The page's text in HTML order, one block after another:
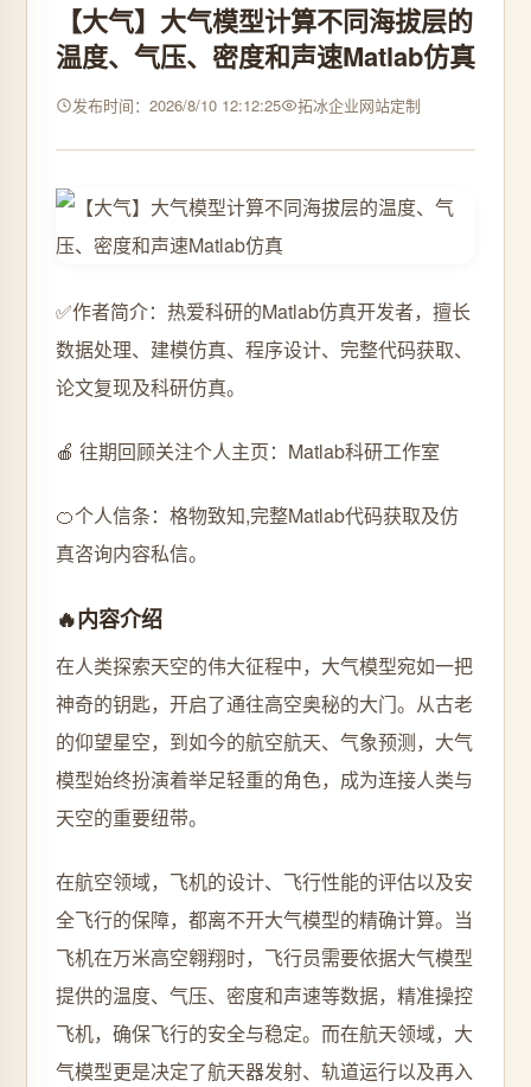
【大气】大气模型计算不同海拔层的
温度、气压、密度和声速Matlab仿真
发布时间：2026/8/10 12:12:25 拓冰企业网站定制
✅作者简介：热爱科研的Matlab仿真开发者，擅长
数据处理、建模仿真、程序设计、完整代码获取、
论文复现及科研仿真。
🍎 往期回顾关注个人主页：Matlab科研工作室
🍊个人信条：格物致知,完整Matlab代码获取及仿
真咨询内容私信。
🔥内容介绍
在人类探索天空的伟大征程中，大气模型宛如一把
神奇的钥匙，开启了通往高空奥秘的大门。从古老
的仰望星空，到如今的航空航天、气象预测，大气
模型始终扮演着举足轻重的角色，成为连接人类与
天空的重要纽带。
在航空领域，飞机的设计、飞行性能的评估以及安
全飞行的保障，都离不开大气模型的精确计算。当
飞机在万米高空翱翔时，飞行员需要依据大气模型
提供的温度、气压、密度和声速等数据，精准操控
飞机，确保飞行的安全与稳定。而在航天领域，大
气模型更是决定了航天器发射、轨道运行以及再入